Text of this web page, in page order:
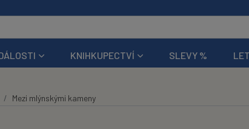
KNIHKUPECTVÍ SLEVY %
Mezi mlýnskými kameny